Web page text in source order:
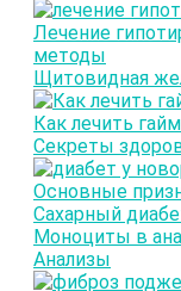
Лечение
методы
Щитовидная
Как лечить
Секреты
Основные
Сахарный
Моноциты в
Анализы